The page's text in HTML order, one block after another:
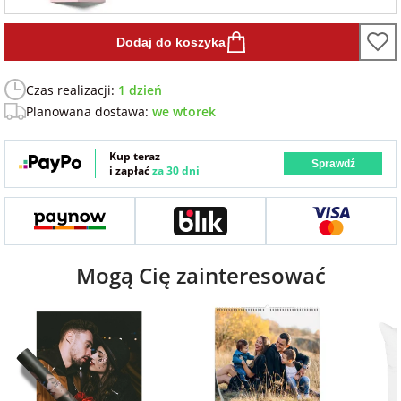
Fotoksiążki
opakowania
na walentynki
na mikołajki
na prezent
na Dzień Babci i
Dziadka
dla przyjaciółki
dla przyjaciela
Dodaj do koszyka
Czas realizacji: 1 dzień
Planowana dostawa: we wtorek
Kup teraz
i zapłaćza 30 dni Sprawdź
Mogą Cię zainteresować